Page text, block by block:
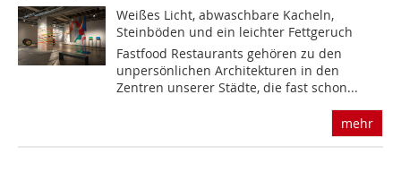
Weißes Licht, abwaschbare Kacheln,
Steinböden und ein leichter Fettgeruch 
Fastfood Restaurants gehören zu den
unpersönlichen Architekturen in den
Zentren unserer Städte, die fast schon...
mehr